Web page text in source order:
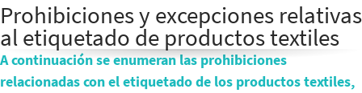
Prohibiciones y excepciones relativas
al etiquetado de productos textiles
A continuación se enumeran las prohibiciones
relacionadas con el etiquetado de los productos textiles,